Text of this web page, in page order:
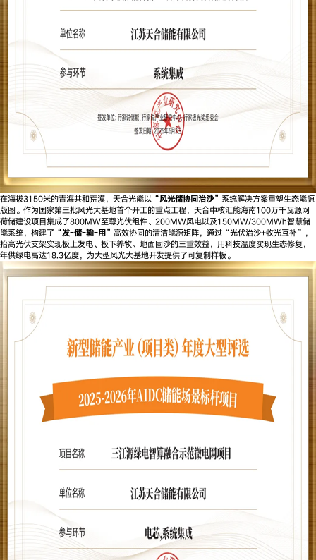
在海拔3150米的青海共和荒漠，天合光能以 “风光储协同治沙” 系统解决方案重塑生态能源
版图。作为国家第三批风光大基地首个开工的重点工程，天合中核汇能海南100万千瓦源网
荷储建设项目集成了800MW至尊光伏组件、200MW风电以及150MW/300MWh智慧储
能系统，构建了 “发-储-输-用” 高效协同的清洁能源矩阵，通过“光伏治沙+牧光互补”，
抬高光伏支架实现板上发电、板下养牧、地面固沙的三重效益，用科技温度实现生态修复，
年供绿电高达18.3亿度，为大型风光大基地开发提供了可复制样板。